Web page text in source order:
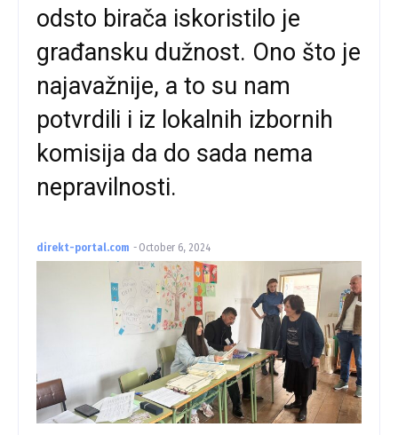
odsto birača iskoristilo je
građansku dužnost. Ono što je
najavažnije, a to su nam
potvrdili i iz lokalnih izbornih
komisija da do sada nema
nepravilnosti.
direkt-portal.com - October 6, 2024